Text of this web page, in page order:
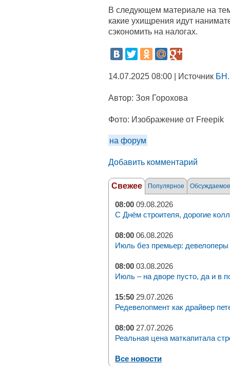
В следующем материале на
какие ухищрения идут
сэкономить на налогах.
14.07.2025 08:00 | Источник
Автор: Зоя Горохова
Фото: Изображение от Freepik
на форум
Добавить комментарий
Свежее Популярное Обсуждаемое
08:00 09.08.2026
С Днём строителя, дорогие
08:00 06.08.2026
Июль без премьер: девелоперы
08:00 03.08.2026
Июль – на дворе пусто, да и в
15:50 29.07.2026
Редевелопмент как драйвер
08:00 27.07.2026
Реальная цена маткапитала
Все новости